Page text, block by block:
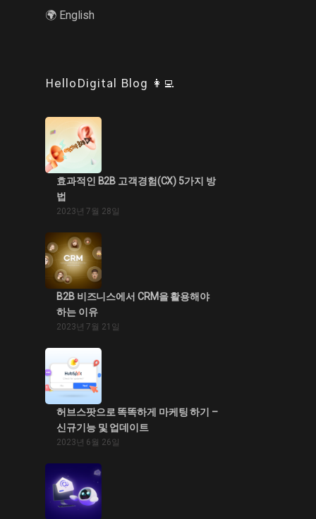
🌍 English
HelloDigital Blog 👩‍💻
효과적인 B2B 고객경험(CX) 5가지 방
법
2023년 7월 28일
B2B 비즈니스에서 CRM을 활용해야
하는 이유
2023년 7월 21일
허브스팟으로 똑똑하게 마케팅 하기 –
신규기능 및 업데이트
2023년 6월 26일